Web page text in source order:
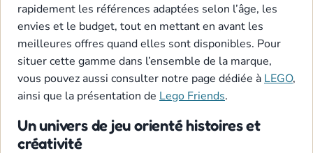
rapidement les références adaptées selon l’âge, les
envies et le budget, tout en mettant en avant les
meilleures offres quand elles sont disponibles. Pour
situer cette gamme dans l’ensemble de la marque,
vous pouvez aussi consulter notre page dédiée à LEGO,
ainsi que la présentation de Lego Friends.
Un univers de jeu orienté histoires et
créativité